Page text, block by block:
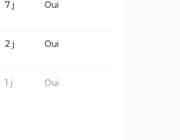
7 j Oui
2 j Oui
1 j Oui